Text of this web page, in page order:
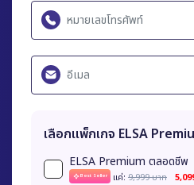
เลือกแพ็กเกจ ELSA
ELSA Premium ตลอดชีพ
Best Seller เเค่: 9,999 บาท